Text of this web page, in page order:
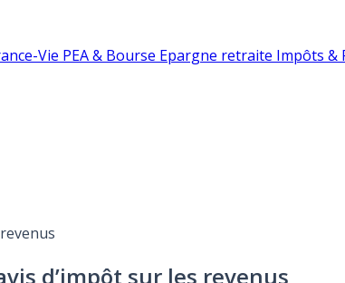
Vie PEA & Bourse Epargne retraite Impôts &
d’impôt sur les revenus